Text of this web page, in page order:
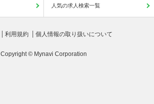
人気の求人検索一覧
利用規約 個人情報の取り扱いについて
Copyright © Mynavi Corporation